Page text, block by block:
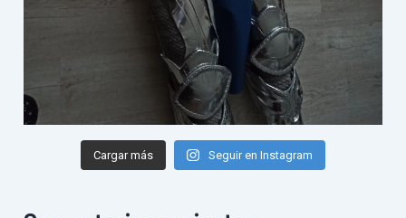
Cargar más Seguir en Instagram